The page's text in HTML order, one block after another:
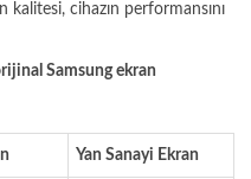
kalitesi, cihazın performansını
Samsung ekran
Yan Sanayi Ekran